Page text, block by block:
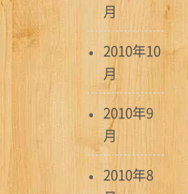
月
2010年10
月
2010年9
月
2010年8